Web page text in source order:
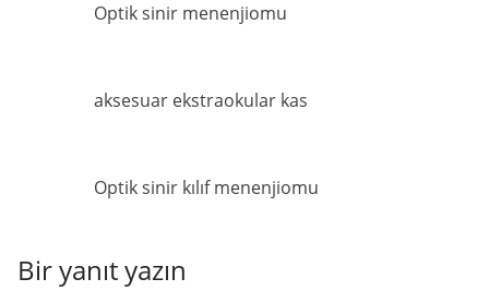
Optik sinir menenjiomu
aksesuar ekstraokular kas
Optik sinir kılıf menenjiomu
Bir yanıt yazın